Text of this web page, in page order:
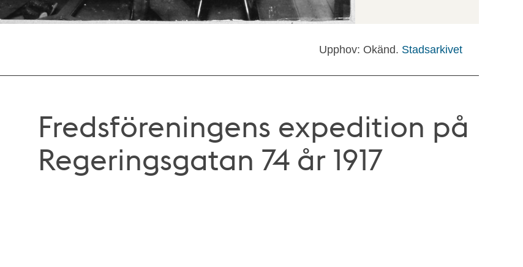
Upphov: Okänd. Stadsarkivet
Fredsföreningens expedition på
Regeringsgatan 74 år 1917